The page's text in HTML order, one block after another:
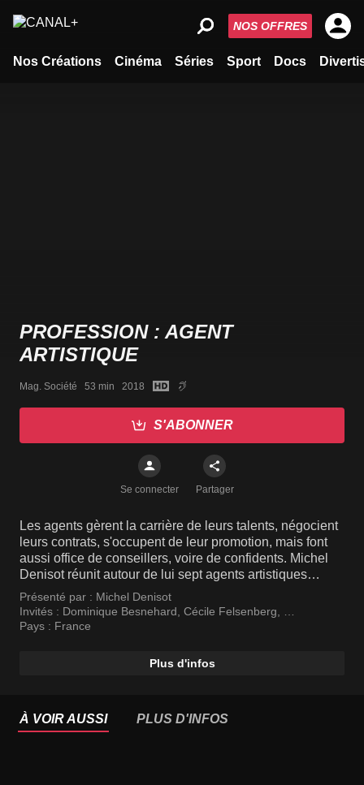
Nos Créations Cinéma Séries Sport Docs
NOS OFFRES
PROFESSION : AGENT
ARTISTIQUE
Mag. Société   53 min   2018
S'ABONNER
Se connecter Partager
Les agents gèrent la carrière de leurs talents, négocient
leurs contrats, s'occupent de leur promotion, mais font
aussi office de conseillers, voire de confidents. Michel
Denisot réunit autour de lui sept agents artistiques
reconnus par la profession : Dominique Besnehard,
Cécile Felsenberg, Jean-François Gabard, Fanny
Minvielle, François Samuelson, Alexandra Schamis et
Présenté par : Michel Denisot
Invités : Dominique Besnehard Cécile Felsenberg
Jean-François Gabart
Pays : France
Plus d'infos
À VOIR AUSSI PLUS D'INFOS